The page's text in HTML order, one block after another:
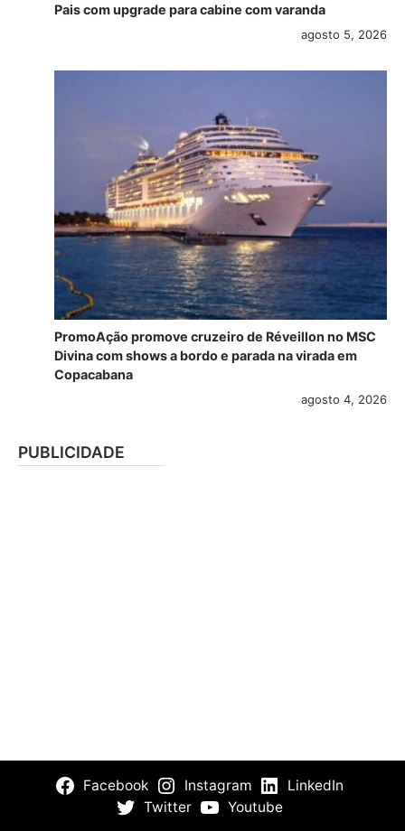
Pais com upgrade para cabine com varanda
agosto 5, 2026
PromoAção promove cruzeiro de Réveillon no MSC
Divina com shows a bordo e parada na virada em
Copacabana
agosto 4, 2026
PUBLICIDADE
Facebook Instagram
LinkedIn
Twitter
Youtube